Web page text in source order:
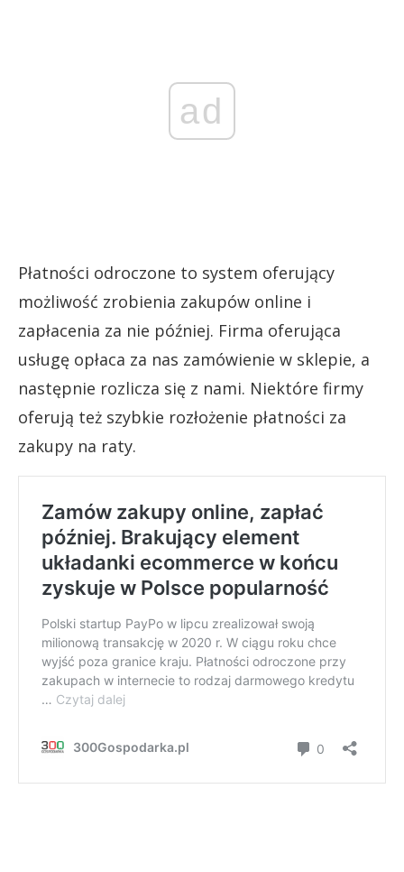
ad
Płatności odroczone to system oferujący
możliwość zrobienia zakupów online i
zapłacenia za nie później. Firma oferująca
usługę opłaca za nas zamówienie w sklepie, a
następnie rozlicza się z nami. Niektóre firmy
oferują też szybkie rozłożenie płatności za
zakupy na raty.